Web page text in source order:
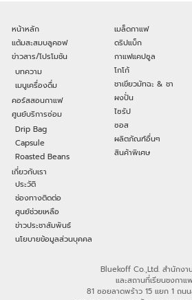
หน้าหลัก
แต้มสะสมบลูคอฟ
ข่าวสาร/โปรโมชัน
บทความ
เมนูเครื่องดื่ม
คอร์สสอนกาแฟ
ศูนย์บริการซ่อม
Drip Bag
Capsule
Roasted Beans
เกี่ยวกับเรา
ประวัติ
ช่องทางติดต่อ
ศูนย์ช่วยเหลือ
ข่าวประชาสัมพันธ์
นโยบายข้อมูลส่วนบุคคล
เมล็ดกาแฟ
ดริปแบ็ก
กาแฟแคปซูล
โกโก้
ชาเขียวมัทฉะ & ชา
ผงปั่น
ไซรัป
ซอส
ผลิตภัณฑ์อื่นๆ
สินค้าพิเศษ
Bluekoff Co.,Ltd. สำนักงา
และสถานที่เรียนชงกาแฟ
81 ซอยลาดพร้าว 15 แยก 1 ถน